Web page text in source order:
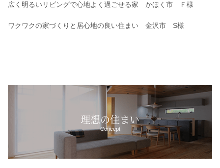
広く明るいリビングで心地よく過ごせる家 かほく市 Ｆ様
ワクワクの家づくりと居心地の良い住まい 金沢市 S様
理想の住まい
Concept